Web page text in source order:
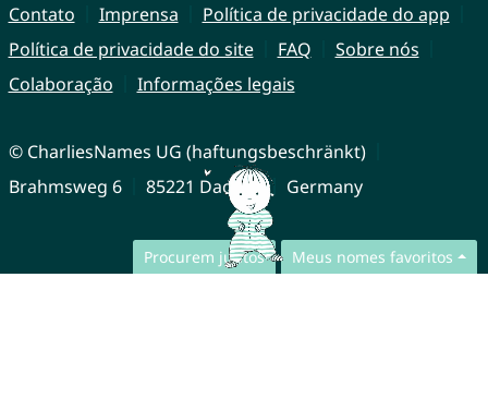
Procurem juntos Meus nomes favoritos
Contato Imprensa
Política de privacidade do app
Política de privacidade do site
FAQ
Sobre nós
Colaboração
Informações legais
© CharliesNames UG (haftungsbeschränkt)
Brahmsweg 6
85221 Dachau Germany